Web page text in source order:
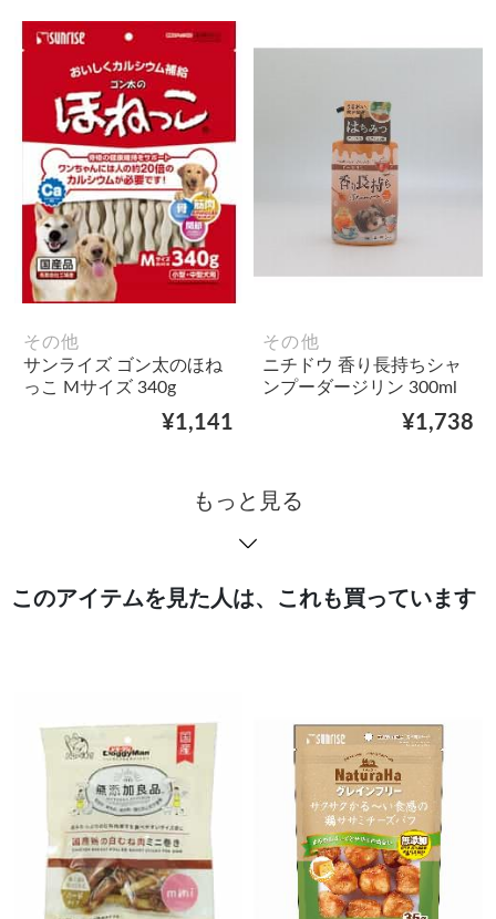
その他
サンライズ ゴン太のほね
っこ Mサイズ 340g
¥1,141
その他
ニチドウ 香り長持ちシャ
ンプーダージリン 300ml
¥1,738
もっと見る
このアイテムを見た人は、これも買っています